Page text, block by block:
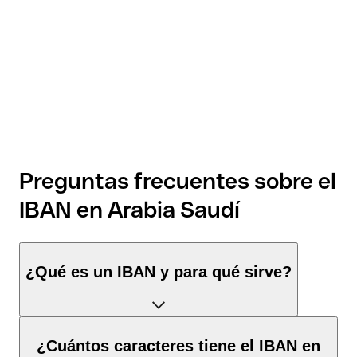
Preguntas frecuentes sobre el
IBAN en Arabia Saudí
¿Qué es un IBAN y para qué sirve?
El IBAN de Arabia Saudí tiene exactamente 24 caracteres y se
compone de tres elementos:
¿Cuántos caracteres tiene el IBAN en